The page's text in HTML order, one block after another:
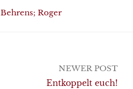
Behrens; Roger
NEWER POST
Entkoppelt euch!